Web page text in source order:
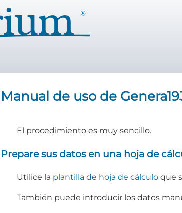
Manual de uso de
El procedimiento es muy sencillo.
Prepare sus datos en una hoja de
Utilice la plantilla de hoja de cálculo que
También puede introducir los datos